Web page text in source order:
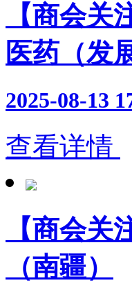
【商会
医药（发
2025-08-13
查看详情
【商会
（南疆）